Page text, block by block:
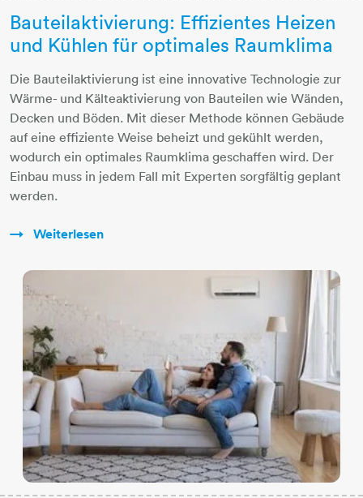
Bauteilaktivierung: Effizientes Heizen
und Kühlen für optimales Raumklima
Die Bauteilaktivierung ist eine innovative Technologie zur
Wärme- und Kälteaktivierung von Bauteilen wie Wänden,
Decken und Böden. Mit dieser Methode können Gebäude
auf eine effiziente Weise beheizt und gekühlt werden,
wodurch ein optimales Raumklima geschaffen wird. Der
Einbau muss in jedem Fall mit Experten sorgfältig geplant
werden.
Weiterlesen